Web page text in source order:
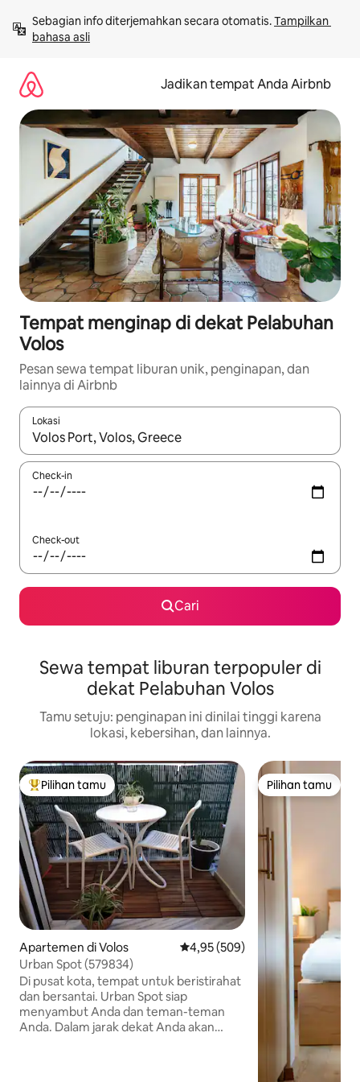
langsung
lihat
Sebagian info diterjemahkan secara otomatis. Tampilkan
bahasa asli
Jadikan tempat Anda Airbnb
Tempat menginap di dekat Pelabuhan
Volos
Pesan sewa tempat liburan unik, penginapan, dan
lainnya di Airbnb
Lokasi
Jika hasil yang dicari tersedia, telusuri dengan tombol panah
Check-in
Check-out
Cari
Sewa tempat liburan terpopuler di
dekat Pelabuhan Volos
Tamu setuju: penginapan ini dinilai tinggi karena
lokasi, kebersihan, dan lainnya.
Pilihan tamu terpopuler
Pilihan tamu
Apartemen di Volos Nilai rata-rata 4,95 dari 5, 509
4,95 (509)
Urban Spot (579834)
Di pusat kota, tempat untuk beristirahat
dan bersantai. Urban Spot siap
menyambut Anda dan teman-teman
Anda. Dalam jarak dekat Anda akan
Pilihan tamu
Pilihan tamu